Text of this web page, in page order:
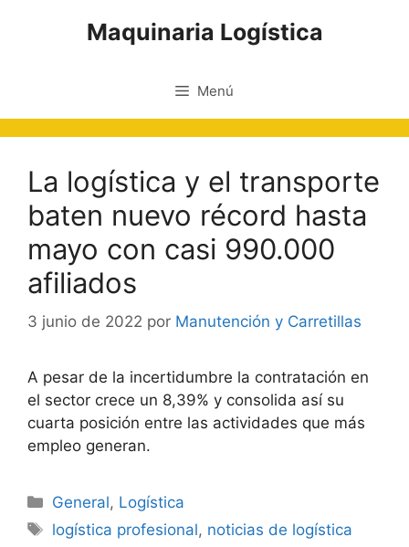
Maquinaria Logística
Menú
La logística y el transporte
baten nuevo récord hasta
mayo con casi 990.000
afiliados
3 junio de 2022 por Manutención y Carretillas
A pesar de la incertidumbre la contratación en
el sector crece un 8,39% y consolida así su
cuarta posición entre las actividades que más
empleo generan.
Categorías
General, Logística
Etiquetas
logística profesional, noticias de logística